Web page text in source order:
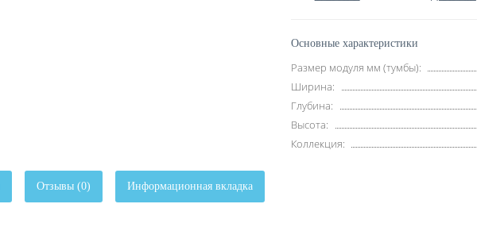
Основные характеристики
Размер модуля мм (тумбы):
Ширина:
Глубина:
Высота:
Коллекция:
Отзывы (0) Информационная вкладка